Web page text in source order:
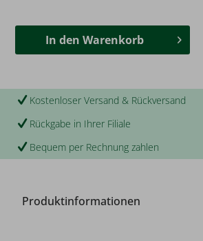
In den Warenkorb
Kostenloser Versand & Rückversand
Rückgabe in Ihrer Filiale
Bequem per Rechnung zahlen
Produktinformationen